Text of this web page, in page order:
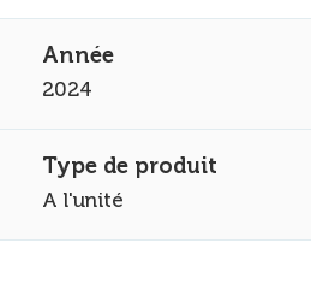
2024
A l'unité